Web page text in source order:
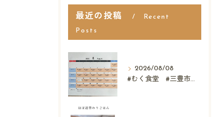
最近の投稿 Recent
Posts
2026/08/08
#むく食堂 #三豊市 #レストラン #ランチ #スウィーツ